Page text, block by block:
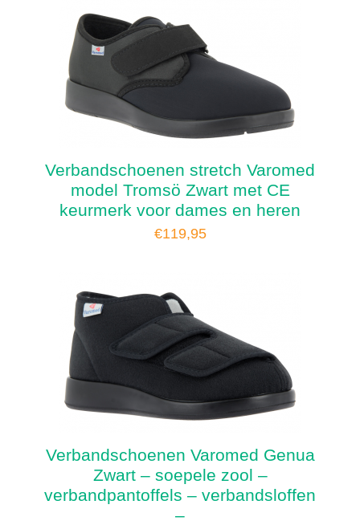
Verbandschoenen stretch Varomed
model Tromsö Zwart met CE
keurmerk voor dames en heren
€119,95
Verbandschoenen Varomed Genua
Zwart – soepele zool –
verbandpantoffels – verbandsloffen
–